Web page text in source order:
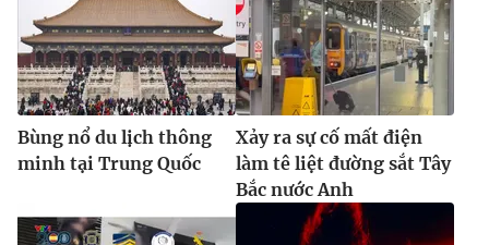
® Cấm sao chép dưới mọi hình thức nếu không có sự chấp
Bùng nổ du lịch thông
minh tại Trung Quốc
Xảy ra sự cố mất điện
làm tê liệt đường sắt Tây
Bắc nước Anh